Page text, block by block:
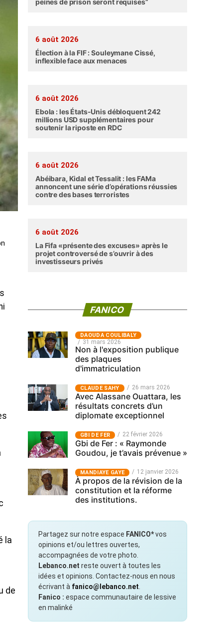
la
de
peines de prison seront requises”
6 août 2026
Élection à la FIF : Souleymane Cissé,
inflexible face aux menaces
6 août 2026
Ebola : les États-Unis débloquent 242
millions USD supplémentaires pour
soutenir la riposte en RDC
6 août 2026
Abéibara, Kidal et Tessalit : les FAMa
annoncent une série d’opérations réussies
contre des bases terroristes
6 août 2026
La Fifa «présente des excuses» après le
projet controversé de s’ouvrir à des
investisseurs privés
FANICO
‎DAOUDA COULIBALY
31 mars 2026
Non à l'exposition publique
des plaques
d'immatriculation
CLAUDE SAHY 26 mars 2026
Avec Alassane Ouattara, les
résultats concrets d’un
diplomate exceptionnel
GBI DE FER 22 février 2026
Gbi de Fer : « Raymonde
Goudou, je t’avais prévenue »
MANDIAYE GAYE 12 janvier 2026
À propos de la révision de la
constitution et la réforme
des institutions.
Partagez sur notre espace FANICO*vos
opinions et/ou lettres ouvertes,
accompagnées de votre photo.
Lebanco.net reste ouvert à toutes les
idées et opinions. Contactez-nous en nous
écrivant à fanico@lebanco.net
Fanico : espace communautaire de lessive
en malinké